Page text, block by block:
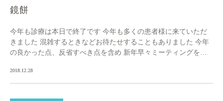
鏡餅
今年も診療は本日で終了です 今年も多くの患者様に来ていただ
きました 混雑するときなどお待たせすることもありました 今年
の良かった点、反省すべき点を含め 新年早々ミーティングを行
2018.12.28